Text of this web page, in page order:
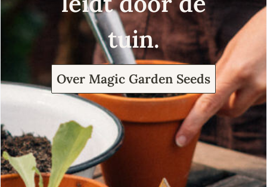
tuin.
Over Magic Garden Seeds